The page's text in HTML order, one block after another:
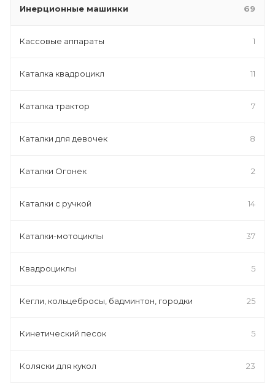
Инерционные машинки 69
Кассовые аппараты 1
Каталка квадроцикл 11
Каталка трактор 7
Каталки для девочек 8
Каталки Огонек 2
Каталки с ручкой 14
Каталки-мотоциклы 37
Квадроциклы 5
Кегли, кольцебросы, бадминтон, городки 25
Кинетический песок 5
Коляски для кукол 23